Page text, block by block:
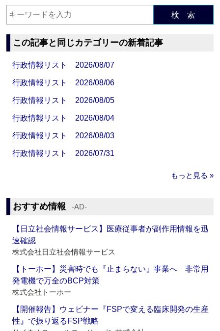
検 索
この記事と同じカテゴリーの新着記事
行政情報リスト 2026/08/07
行政情報リスト 2026/08/06
行政情報リスト 2026/08/05
行政情報リスト 2026/08/04
行政情報リスト 2026/08/03
行政情報リスト 2026/07/31
もっと見る »
おすすめ情報 ‐AD‐
【日立社会情報サービス】医療従事者が副作用情報を迅
速確認
株式会社日立社会情報サービス
【トーホー】災害時でも『止まらない』事業へ 非常用
発電機で万全のBCP対策
株式会社トーホー
【開催報告】ウェビナー『FSPで変える臨床開発の生産
性』で振り返るFSP戦略